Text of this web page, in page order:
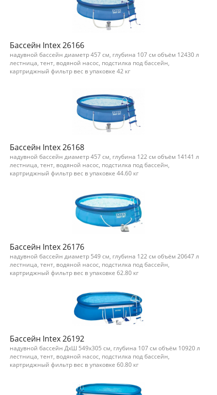
Бассейн Intex 26166
надувной бассейн диаметр 457 см, глубина 107 см объём 12430 л
лестница, тент, водяной насос, подстилка под бассейн,
картриджный фильтр вес в упаковке 42 кг
Бассейн Intex 26168
надувной бассейн диаметр 457 см, глубина 122 см объём 14141 л
лестница, тент, водяной насос, подстилка под бассейн,
картриджный фильтр вес в упаковке 44.60 кг
Бассейн Intex 26176
надувной бассейн диаметр 549 см, глубина 122 см объём 20647 л
лестница, тент, водяной насос, подстилка под бассейн,
картриджный фильтр вес в упаковке 62.80 кг
Бассейн Intex 26192
надувной бассейн ДхШ 549х305 см, глубина 107 см объём 10920 л
лестница, тент, водяной насос, подстилка под бассейн,
картриджный фильтр вес в упаковке 60.80 кг